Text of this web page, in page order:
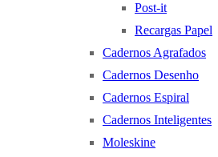
Post-it
Recargas Papel
Cadernos Agrafados
Cadernos Desenho
Cadernos Espiral
Cadernos Inteligentes
Moleskine